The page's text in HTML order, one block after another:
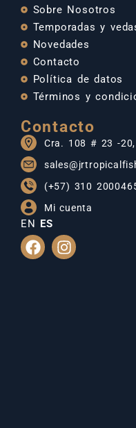
Sobre Nosotros
Temporadas y
Novedades
Contacto
Política de datos
Términos y
Contacto
Cra. 108 # 23 -
(+57) 310
Mi cuenta
EN ES